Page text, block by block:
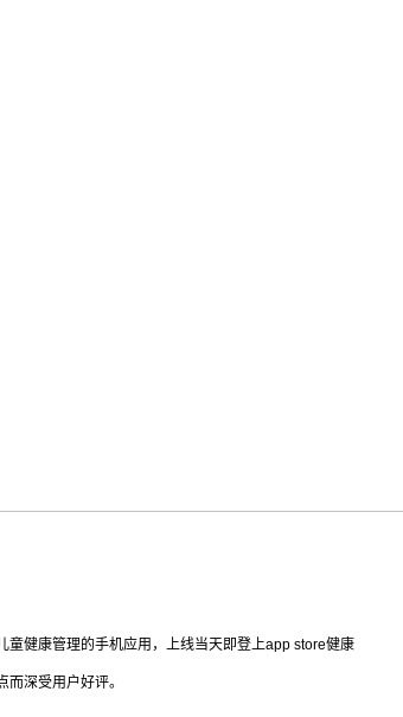
健康管理的手机应用，上线当天即登上app store健康
深受用户好评。